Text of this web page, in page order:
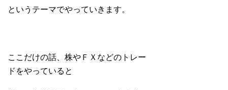
というテーマでやっていきます。
ここだけの話、株やＦＸなどのトレー
ドをやっていると